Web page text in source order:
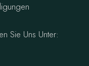
Sie Uns Unter: